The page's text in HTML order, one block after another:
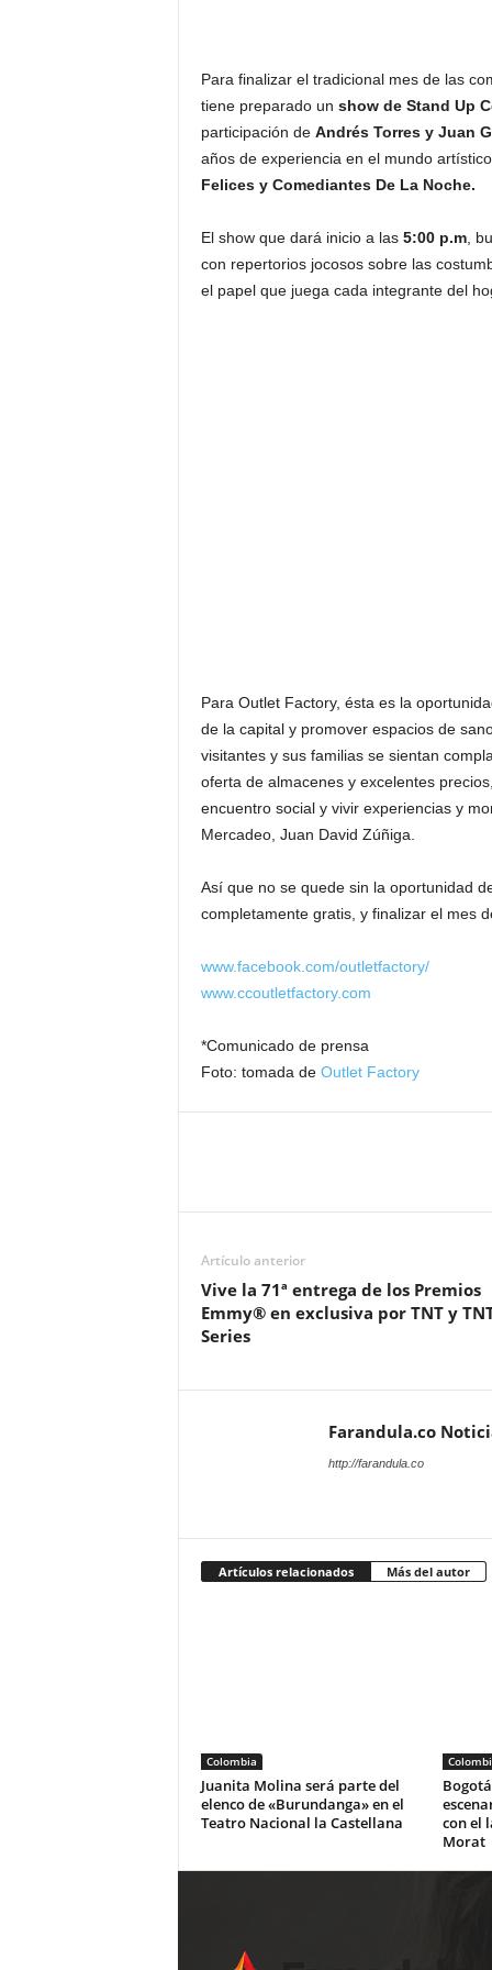
Para finalizar el tradicional mes de las
tiene preparado un show de Stand Up
participación de Andrés Torres y Juan
años de experiencia en el mundo
Felices y Comediantes De La Noche.
El show que dará inicio a las 5:00 p.m,
con repertorios jocosos sobre las
el papel que juega cada integrante del
Para Outlet Factory, ésta es la
de la capital y promover espacios de
visitantes y sus familias se sientan
oferta de almacenes y excelentes
encuentro social y vivir experiencias y
Mercadeo, Juan David Zúñiga.
Así que no se quede sin la oportunidad
completamente gratis, y finalizar el mes
www.facebook.com/outletfactory/
www.ccoutletfactory.com
*Comunicado de prensa
Foto: tomada de Outlet Factory
Artículo anterior
Vive la 71ª entrega de los Premios
Emmy® en exclusiva por TNT y
Series
Farandula.co
http://farandula.co
Artículos relacionados Más del autor
Colombia
Juanita Molina será parte del
elenco de «Burundanga» en el
Teatro Nacional la Castellana
con el
Morat